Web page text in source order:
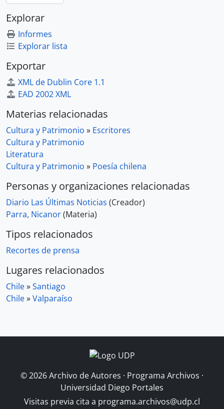
Explorar
Informes
Explorar lista
Exportar
XML de Dublin Core 1.1
EAD 2002 XML
Materias relacionadas
Cultura y Patrimonio » Escritores
Cultura y Patrimonio
Literatura
Cultura y Patrimonio » Poesía chilena
Personas y organizaciones relacionadas
Diario Las Últimas Noticias (Creador)
Parra, Nicanor(Materia)
Tipos relacionados
Recortes de prensa
Lugares relacionados
Chile»Santiago
Chile»Valparaíso
© 2026 Archivo de Autores · Programa Archivos ·
Universidad Diego Portales
Visitas previa cita a programa.archivos@udp.cl